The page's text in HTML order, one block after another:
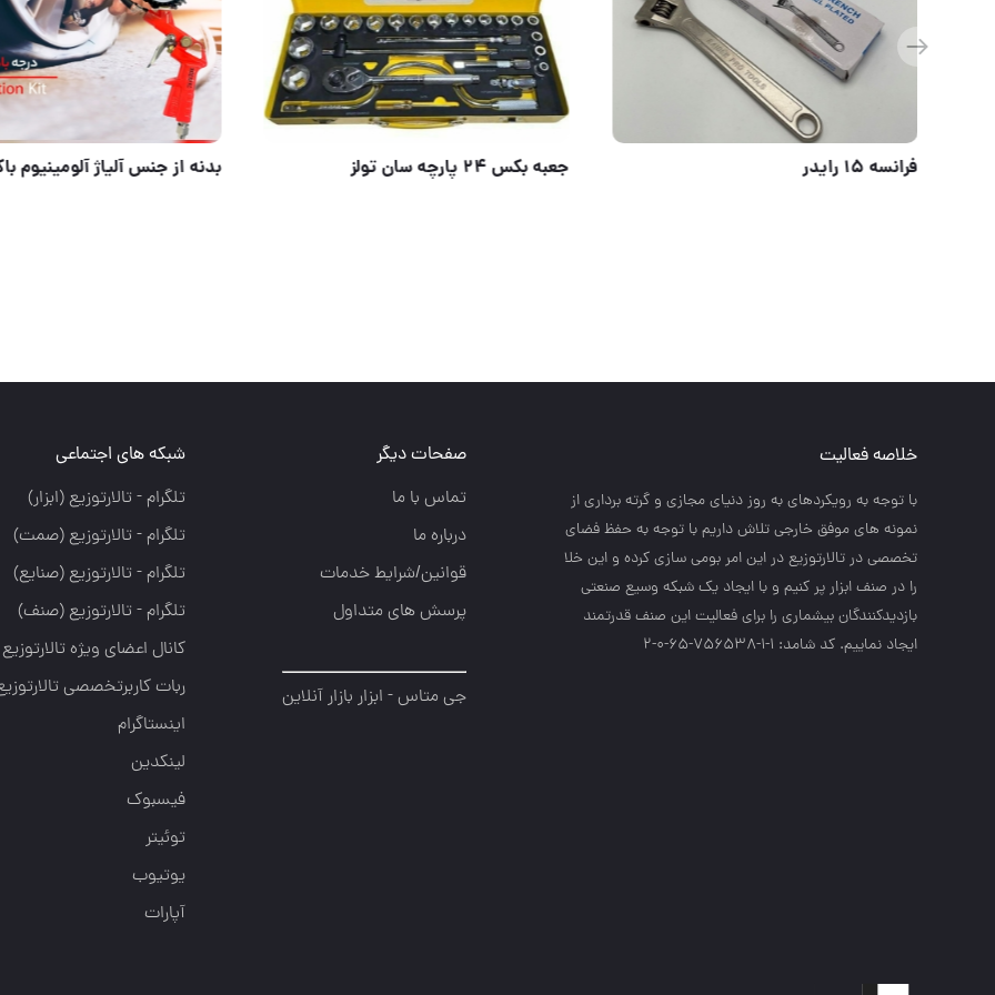
لباسکار آلفا فرانسه ۱۵ رایدر جعبه بکس ۲۴ پارچه سان تولز
خلاصه فعالیت
با توجه به رويكردهاي به روز دنياي مجازي و گرته برداري از
نمونه هاي موفق خارجي تلاش داريم با توجه به حفظ فضاي
تخصصي در تالارتوزيع در اين امر بومي سازي كرده و اين خلا
را در صنف ابزار پر كنيم و با ايجاد يك شبكه وسيع صنعتي
بازديدكنندگان بيشماري را براي فعاليت اين صنف قدرتمند
ايجاد نماييم. کد شامد: 1-1-756538-65-0-2
صفحات دیگر
تماس با ما
درباره ما
قوانین/شرایط خدمات
پرسش های متداول
جی متاس - ابزار بازار آنلاین
شبکه های اجتماعی
تلگرام - تالارتوزيع (ابزار)
تلگرام - تالارتوزيع (صمت)
تلگرام - تالارتوزيع (صنايع)
تلگرام - تالارتوزیع (صنف)
کانال اعضای ویژه تالارتوزیع
ربات کاربرتخصصی
اینستاگرام
لینکدین
فیسبوک
توئیتر
یوتیوب
آپارات